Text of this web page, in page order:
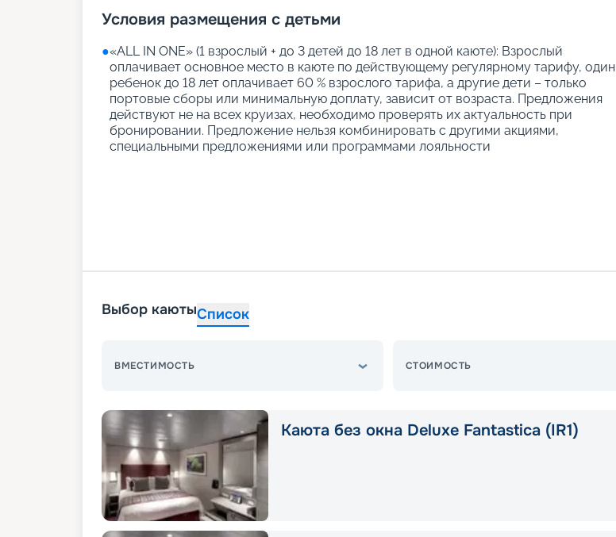
Условия размещения с детьми
●«АLL IN ONE» (1 взрослый + до 3 детей до 18 лет в одной каюте): Взрослый
оплачивает основное место в каюте по действующему регулярному тарифу, один
ребенок до 18 лет оплачивает 60 % взрослого тарифа, а другие дети – только
портовые сборы или минимальную доплату, зависит от возраста. Предложения
действуют не на всех круизах, необходимо проверять их актуальность при
бронировании. Предложение нельзя комбинировать с другими акциями,
специальными предложениями или программами лояльности
Выбор каютыСписок
ВМЕСТИМОСТЬ СТОИМОСТЬ
Каюта без окна Deluxe Fantastica (IR1)